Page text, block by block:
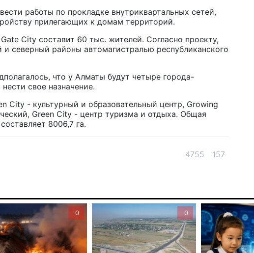
работы по прокладке внутриквартальных сетей,
прилегающих к домам территорий.
City составит 60 тыс. жителей. Согласно проекту,
северный районы автомагистралью республиканского
что у Алматы будут четыре города-
свое назначение.
City - культурный и образовательный центр, Growing
Green City - центр туризма и отдыха. Общая
8006,7 га.
4755 157
5
5
0 0